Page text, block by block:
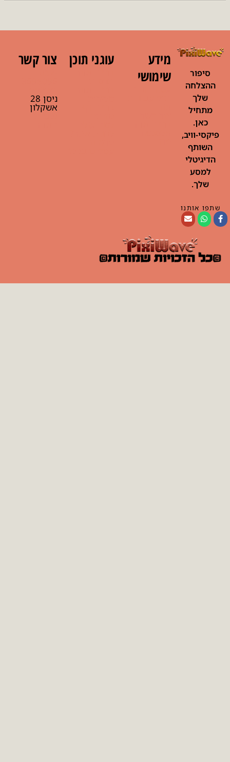
סיפור
ההצלחה
שלך
מתחיל
כאן.
פיקסי-וויב,
השותף
הדיגיטלי
למסע
שלך.
שתפו אותנו
מידע
שימושי
עוגני תוכן צור קשר
ניסן 28
אשקלון
נגישות